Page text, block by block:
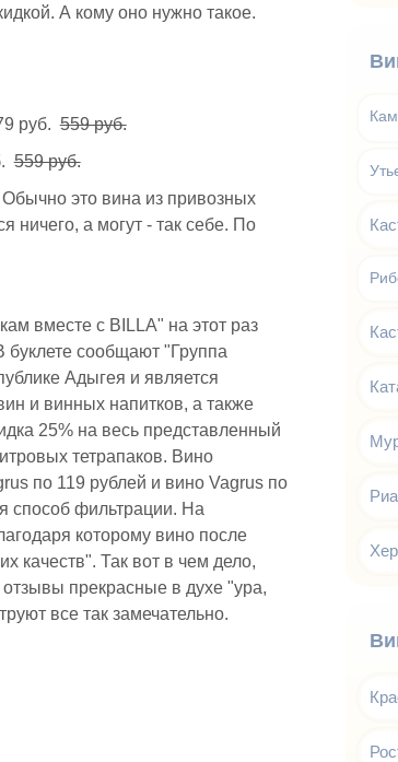
А кому оно нужно такое.
руб.559 руб.
559 руб.
Обычно это вина из привозных
ничего, а могут - так себе. По
вместе с BILLA" на этот раз
буклете сообщают "Группа
Адыгея и является
и винных напитков, а также
25% на весь представленный
тетрапаков. Вино
по 119 рублей и вино Vagrus по
способ фильтрации. На
которому вино после
качеств". Так вот в чем дело,
прекрасные в духе "ура,
все так замечательно.